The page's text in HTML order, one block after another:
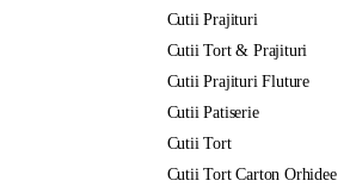
Cutii Prajituri
Cutii Tort & Prajituri
Cutii Prajituri Fluture
Cutii Patiserie
Cutii Tort
Cutii Tort Carton Orhidee